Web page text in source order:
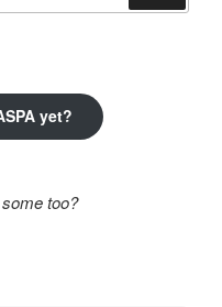
yet?
too?